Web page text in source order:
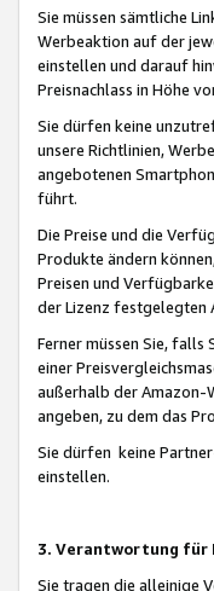
Sie müssen sämtliche
Werbeaktion auf der
einstellen und darauf
Preisnachlass in Höhe
Sie dürfen keine
unsere Richtlinien,
angebotenen
führt.
Die Preise und die
Produkte ändern
Preisen und
der Lizenz festgelegten
Ferner müssen Sie, falls
einer
außerhalb der Amazon-
angeben, zu dem das
Sie dürfen keine
einstellen.
3. Verantwortung für
Sie tragen die alleinige